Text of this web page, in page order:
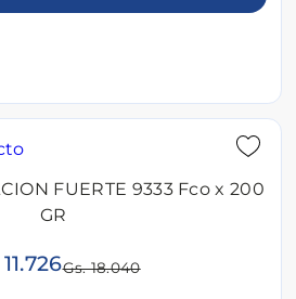
FUERTE 9333 Fco x 200
GR
Gs. 18.040